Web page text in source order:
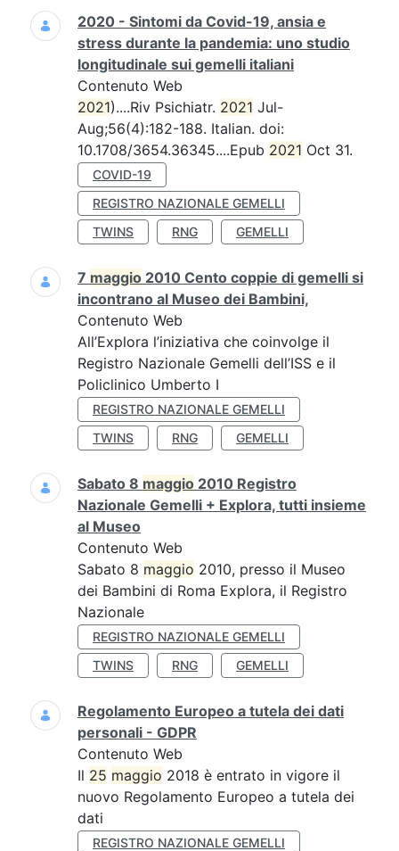
Ricerca
2020 - Sintomi da Covid-19, ansia e
stress durante la pandemia: uno studio
longitudinale sui gemelli italiani
Contenuto Web
2021)....Riv Psichiatr. 2021 Jul-
Aug;56(4):182-188. Italian. doi:
10.1708/3654.36345....Epub 2021 Oct 31.
COVID-19
REGISTRO NAZIONALE GEMELLI
TWINS
RNG GEMELLI
7 maggio 2010 Cento coppie di gemelli si
incontrano al Museo dei Bambini,
Contenuto Web
All’Explora l’iniziativa che coinvolge il
Registro Nazionale Gemelli dell’ISS e il
Policlinico Umberto I
REGISTRO NAZIONALE GEMELLI
TWINS
RNG GEMELLI
Sabato 8 maggio 2010 Registro
Nazionale Gemelli + Explora, tutti insieme
al Museo
Contenuto Web
Sabato 8 maggio 2010, presso il Museo
dei Bambini di Roma Explora, il Registro
Nazionale
REGISTRO NAZIONALE GEMELLI
TWINS
RNG GEMELLI
Regolamento Europeo a tutela dei dati
personali - GDPR
Contenuto Web
Il 25 maggio 2018 è entrato in vigore il
nuovo Regolamento Europeo a tutela dei
dati
REGISTRO NAZIONALE GEMELLI